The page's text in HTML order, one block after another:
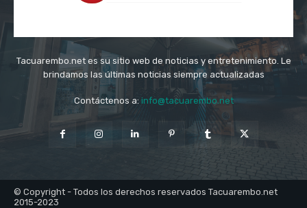
Tacuarembo.net es su sitio web de noticias y entretenimiento. Le
brindamos las últimas noticias siempre actualizadas
Contáctenos a: info@tacuarembo.net
© Copyright - Todos los derechos reservados Tacuarembo.net
2015-2023